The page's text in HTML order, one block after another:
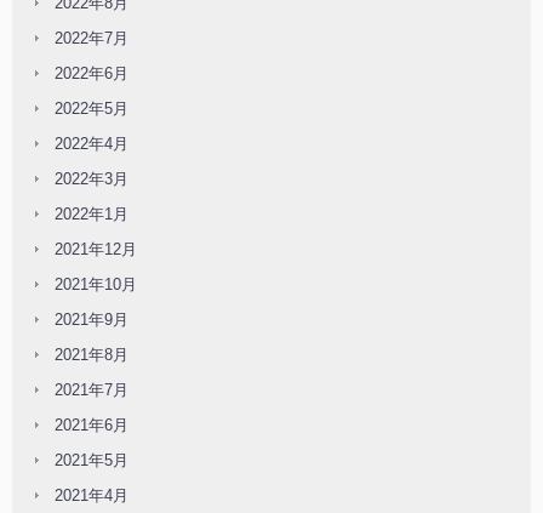
2022年7月
2022年6月
2022年5月
2022年4月
2022年3月
2022年1月
2021年12月
2021年10月
2021年9月
2021年8月
2021年7月
2021年6月
2021年5月
2021年4月